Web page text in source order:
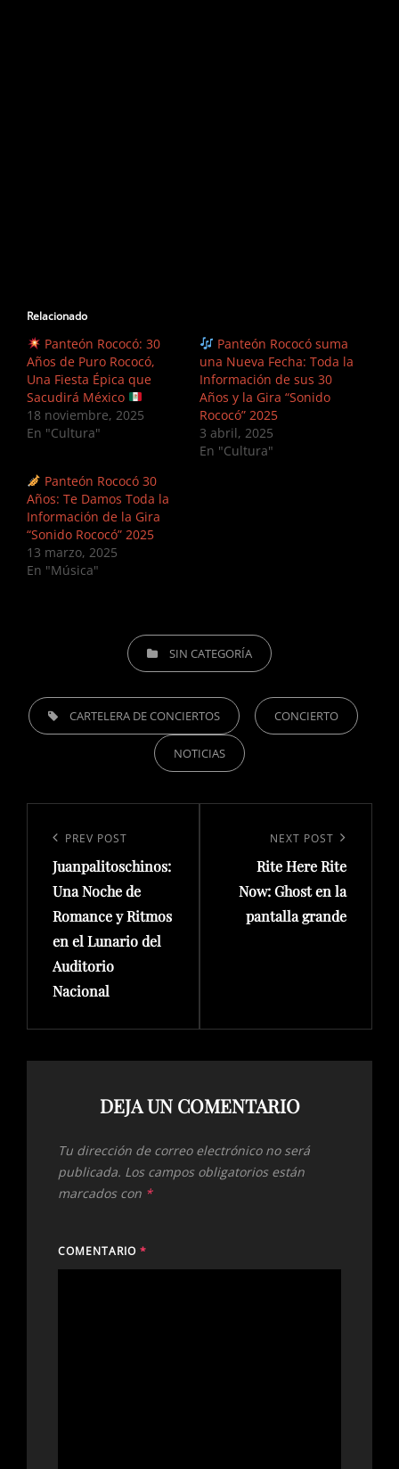
Relacionado
Panteón Rococó: 30
Años de Puro Rococó,
Una Fiesta Épica que
Sacudirá México
18 noviembre, 2025
En "Cultura"
Panteón Rococó suma
una Nueva Fecha: Toda la
Información de sus 30
Años y la Gira “Sonido
Rococó” 2025
3 abril, 2025
En "Cultura"
Panteón Rococó 30
Años: Te Damos Toda la
Información de la Gira
“Sonido Rococó” 2025
13 marzo, 2025
En "Música"
CATEGORIESSIN CATEGORÍA
TAGS, CARTELERA DE CONCIERTOS CONCIERTO
NOTICIAS
entradas
Previous
Post
PREV POST
Juanpalitoschinos:
Una Noche de
Romance y Ritmos
en el Lunario del
Auditorio
Nacional
Post
NEXT POST
Rite Here Rite
Now: Ghost en la
pantalla grande
DEJA UN COMENTARIO
Tu dirección de correo electrónico no será
publicada. Los campos obligatorios están
marcados con *
COMENTARIO *